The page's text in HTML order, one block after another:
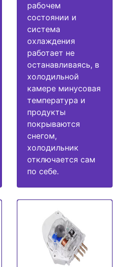
рабочем
состоянии и
система
охлаждения
работает не
останавливаясь, в
холодильной
камере минусовая
температура и
продукты
покрываются
снегом,
холодильник
отключается сам
по себе.